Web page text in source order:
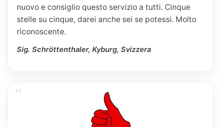
nuovo e consiglio questo servizio a tutti. Cinque
stelle su cinque, darei anche sei se potessi. Molto
riconoscente.
Sig. Schröttenthaler, Kyburg, Svizzera